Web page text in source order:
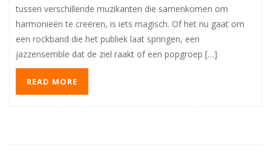
tussen verschillende muzikanten die samenkomen om
harmonieën te creëren, is iets magisch. Of het nu gaat om
een rockband die het publiek laat springen, een
jazzensemble dat de ziel raakt of een popgroep […]
READ MORE